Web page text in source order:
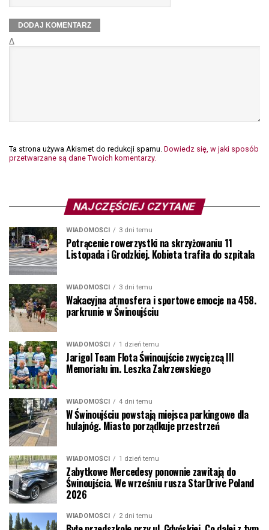
Δ
Ta strona używa Akismet do redukcji spamu. Dowiedz się, w jaki sposób
przetwarzane są dane Twoich komentarzy.
NAJCZĘŚCIEJ CZYTANE
WIADOMOŚCI 3 dni temu
Potrącenie rowerzystki na skrzyżowaniu 11
Listopada i Grodzkiej. Kobieta trafiła do szpitala
WIADOMOŚCI 3 dni temu
Wakacyjna atmosfera i sportowe emocje na 458.
parkrunie w Świnoujściu
WIADOMOŚCI 1 dzień temu
Jarigol Team Flota Świnoujście zwycięzcą III
Memoriału im. Leszka Zakrzewskiego
WIADOMOŚCI 4 dni temu
W Świnoujściu powstają miejsca parkingowe dla
hulajnóg. Miasto porządkuje przestrzeń
WIADOMOŚCI 1 dzień temu
Zabytkowe Mercedesy ponownie zawitają do
Świnoujścia. We wrześniu rusza StarDrive Poland
2026
WIADOMOŚCI 2 dni temu